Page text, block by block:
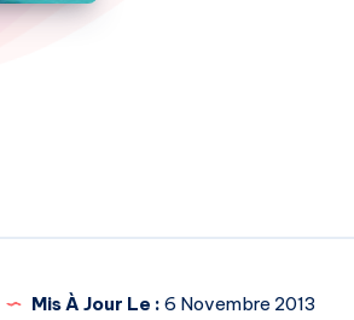
Mis À Jour Le : 6 Novembre 2013